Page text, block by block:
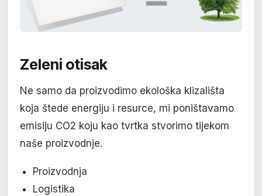
Zeleni otisak
Ne samo da proizvodimo ekološka klizališta
koja štede energiju i resurce, mi poništavamo
emisiju CO2 koju kao tvrtka stvorimo tijekom
naše proizvodnje.
Proizvodnja
Logistika